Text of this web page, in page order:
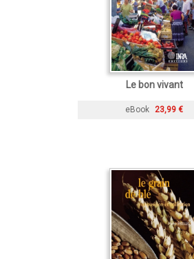
Le bon vivant
eBook 23,99 €